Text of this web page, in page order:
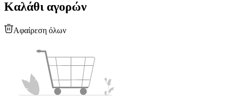
Καλάθι αγορών
Αφαίρεση όλων